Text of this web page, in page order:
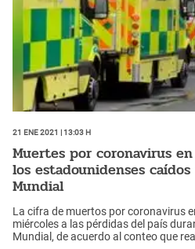
21 Ene 2021 | 13:03 h
Muertes por coronavirus en
los estadounidenses
Mundial
La cifra de muertos por coronavirus
miércoles a las pérdidas del país
Mundial, de acuerdo al conteo que